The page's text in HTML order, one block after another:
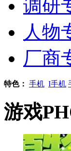
调研
人物
厂商
特色： 手机 I手机
游戏